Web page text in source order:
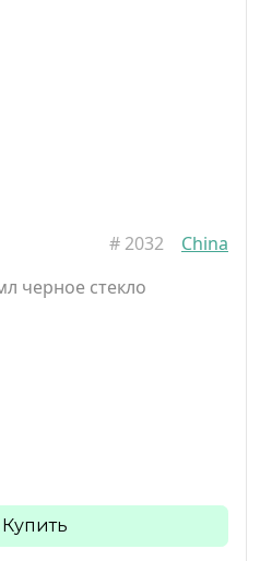
# 2032
China
черное стекло
Купить